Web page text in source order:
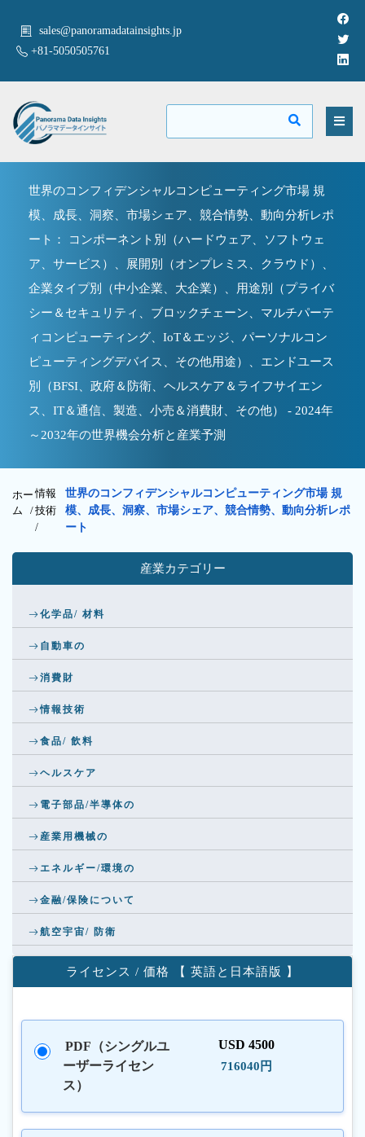
sales@panoramadatainsights.jp
+81-5050505761
世界のコンフィデンシャルコンピューティング市場 規
模、成長、洞察、市場シェア、競合情勢、動向分析レポ
ート： コンポーネント別（ハードウェア、ソフトウェ
ア、サービス）、展開別（オンプレミス、クラウド）、
企業タイプ別（中小企業、大企業）、用途別（プライバ
シー＆セキュリティ、ブロックチェーン、マルチパーテ
ィコンピューティング、IoT＆エッジ、パーソナルコン
ピューティングデバイス、その他用途）、エンドユース
別（BFSI、政府＆防衛、ヘルスケア＆ライフサイエン
ス、IT＆通信、製造、小売＆消費財、その他） - 2024年
～2032年の世界機会分析と産業予測
ホー
ム /
情報
技術
/
世界のコンフィデンシャルコンピューティング市場 規
模、成長、洞察、市場シェア、競合情勢、動向分析レポ
ート
産業カテゴリー
化学品/ 材料
自動車の
消費財
情報技術
食品/ 飲料
ヘルスケア
電子部品/半導体の
産業用機械の
エネルギー/環境の
金融/保険について
航空宇宙/ 防衛
ライセンス / 価格 【 英語と日本語版 】
PDF（シングルユ
ーザーライセン
ス）
USD 4500
716040円